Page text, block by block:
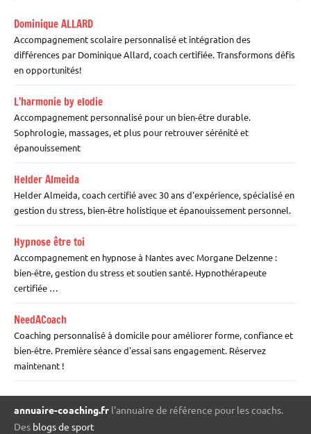
Dominique ALLARD
Accompagnement scolaire personnalisé et intégration des
différences par Dominique Allard, coach certifiée. Transformons défis
en opportunités!
L’harmonie by elodie
Accompagnement personnalisé pour un bien-être durable.
Sophrologie, massages, et plus pour retrouver sérénité et
épanouissement
Helder Almeida
Helder Almeida, coach certifié avec 30 ans d'expérience, spécialisé en
gestion du stress, bien-être holistique et épanouissement personnel.
Hypnose être toi
Accompagnement en hypnose à Nantes avec Morgane Delzenne :
bien-être, gestion du stress et soutien santé. Hypnothérapeute
certifiée …
NeedACoach
Coaching personnalisé à domicile pour améliorer forme, confiance et
bien-être. Première séance d'essai sans engagement. Réservez
maintenant !
annuaire-coaching.fr l'annuaire de référence pour les coachs.
Des blogs de sport